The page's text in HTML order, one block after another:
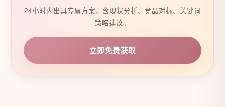
24小时内出具专属方案，含现状分析、竞品对标、关键词
策略建议。
立即免费获取